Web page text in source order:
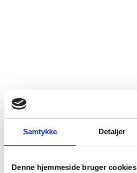
Samtykke Detaljer
Denne hjemmeside bruger cookies